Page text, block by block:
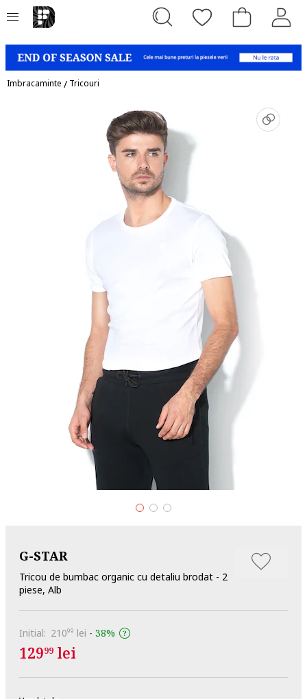
Imbracaminte / Tricouri
G-STAR
Tricou de bumbac organic cu detaliu brodat - 2
piese, Alb
Initial: 21099 lei - 38%
12999 lei